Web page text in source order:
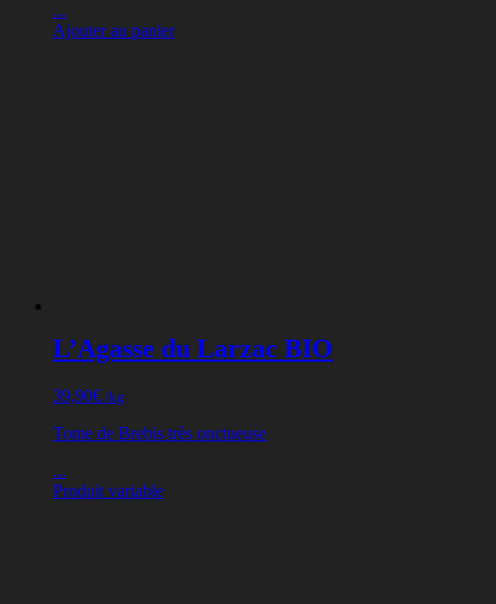
...
Ajouter au panier
L’Agasse du Larzac BIO
39,90€ /kg
Tome de Brebis très onctueuse
...
Produit variable